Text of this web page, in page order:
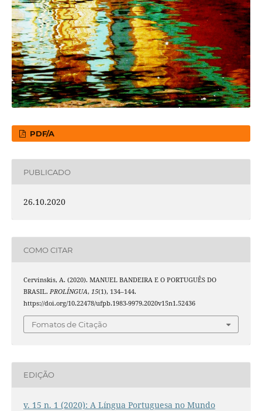
PDF/A
PUBLICADO
26.10.2020
COMO CITAR
Cervinskis, A. (2020). MANUEL BANDEIRA E O PORTUGUÊS DO
BRASIL. PROLÍNGUA, 15(1), 134–144.
https://doi.org/10.22478/ufpb.1983-9979.2020v15n1.52436
Fomatos de Citação
EDIÇÃO
v. 15 n. 1 (2020): A Língua Portuguesa no Mundo